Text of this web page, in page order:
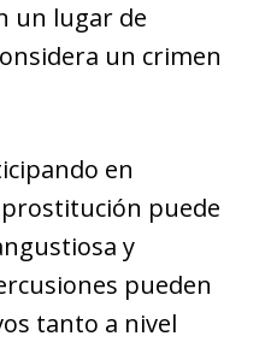
un lugar de
un crimen
en
puede
y
pueden
tanto a nivel